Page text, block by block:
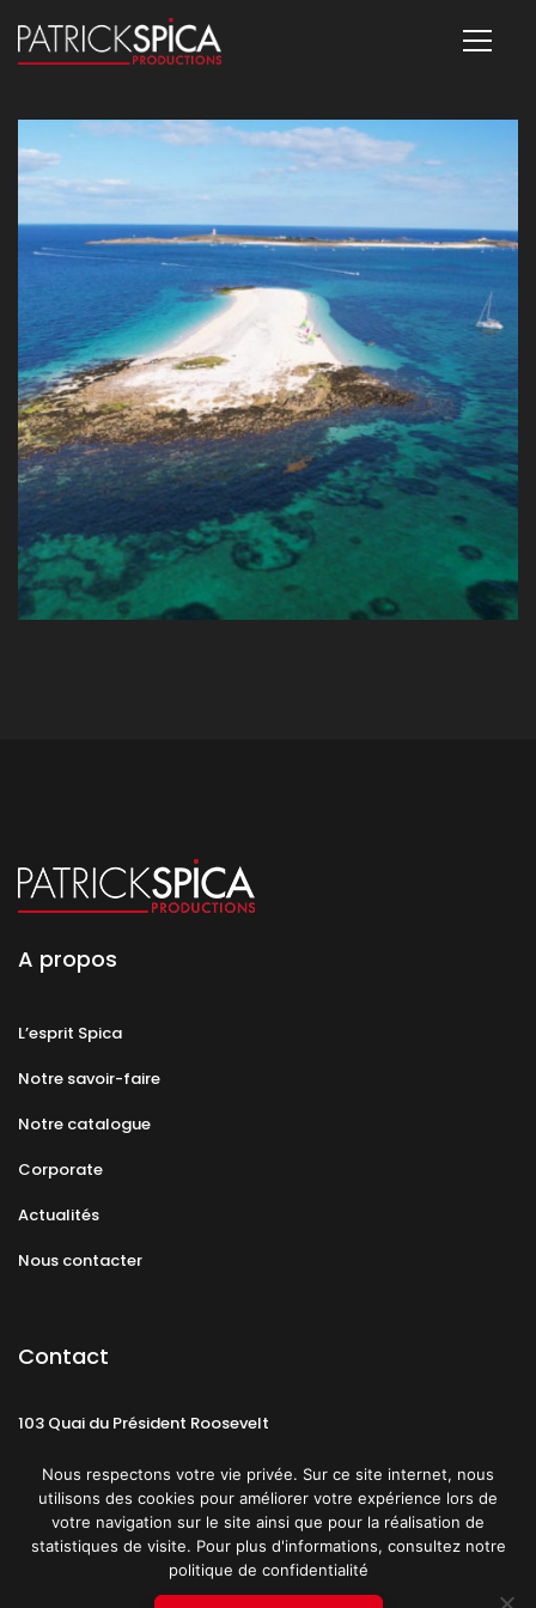
A propos
L’esprit Spica
Notre savoir-faire
Notre catalogue
Corporate
Actualités
Nous contacter
Contact
103 Quai du Président Roosevelt
CGU Politique de confidentialité
Nous respectons votre vie privée. Sur ce site internet, nous
utilisons des cookies pour améliorer votre expérience lors de
votre navigation sur le site ainsi que pour la réalisation de
statistiques de visite. Pour plus d'informations, consultez notre
politique de confidentialité